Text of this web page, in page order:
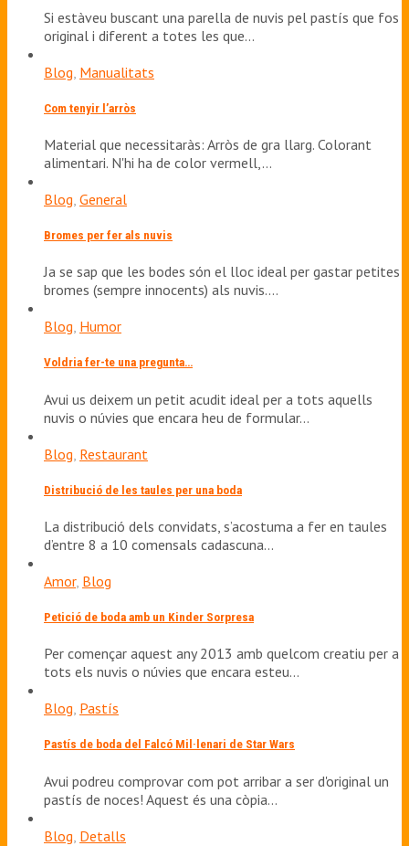
Si estàveu buscant una parella de nuvis pel pastís que fos
original i diferent a totes les que…
Blog Manualitats
Com tenyir l’arròs
Material que necessitaràs: Arròs de gra llarg. Colorant
alimentari. N'hi ha de color vermell,…
Blog General
Bromes per fer als nuvis
Ja se sap que les bodes són el lloc ideal per gastar petites
bromes (sempre innocents) als nuvis.…
Blog, Humor
Voldria fer-te una pregunta…
Avui us deixem un petit acudit ideal per a tots aquells
nuvis o núvies que encara heu de formular…
Blog Restaurant
Distribució de les taules per una boda
La distribució dels convidats, s’acostuma a fer en taules
d’entre 8 a 10 comensals cadascuna…
Amor, Blog
Petició de boda amb un Kinder Sorpresa
Per començar aquest any 2013 amb quelcom creatiu per a
tots els nuvis o núvies que encara esteu…
Blog, Pastís
Pastís de boda del Falcó Mil·lenari de Star Wars
Avui podreu comprovar com pot arribar a ser d'original un
pastís de noces! Aquest és una còpia…
Blog Detalls